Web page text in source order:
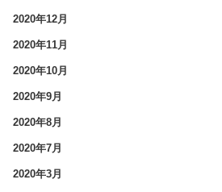
2020年12月
2020年11月
2020年10月
2020年9月
2020年8月
2020年7月
2020年3月